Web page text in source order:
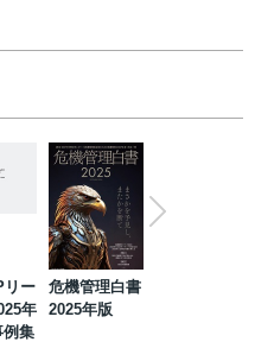
リー
年
例集
危機管理白書
2025年版